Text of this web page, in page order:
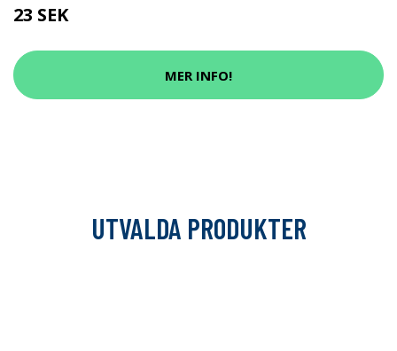
23 SEK
MER INFO!
UTVALDA PRODUKTER